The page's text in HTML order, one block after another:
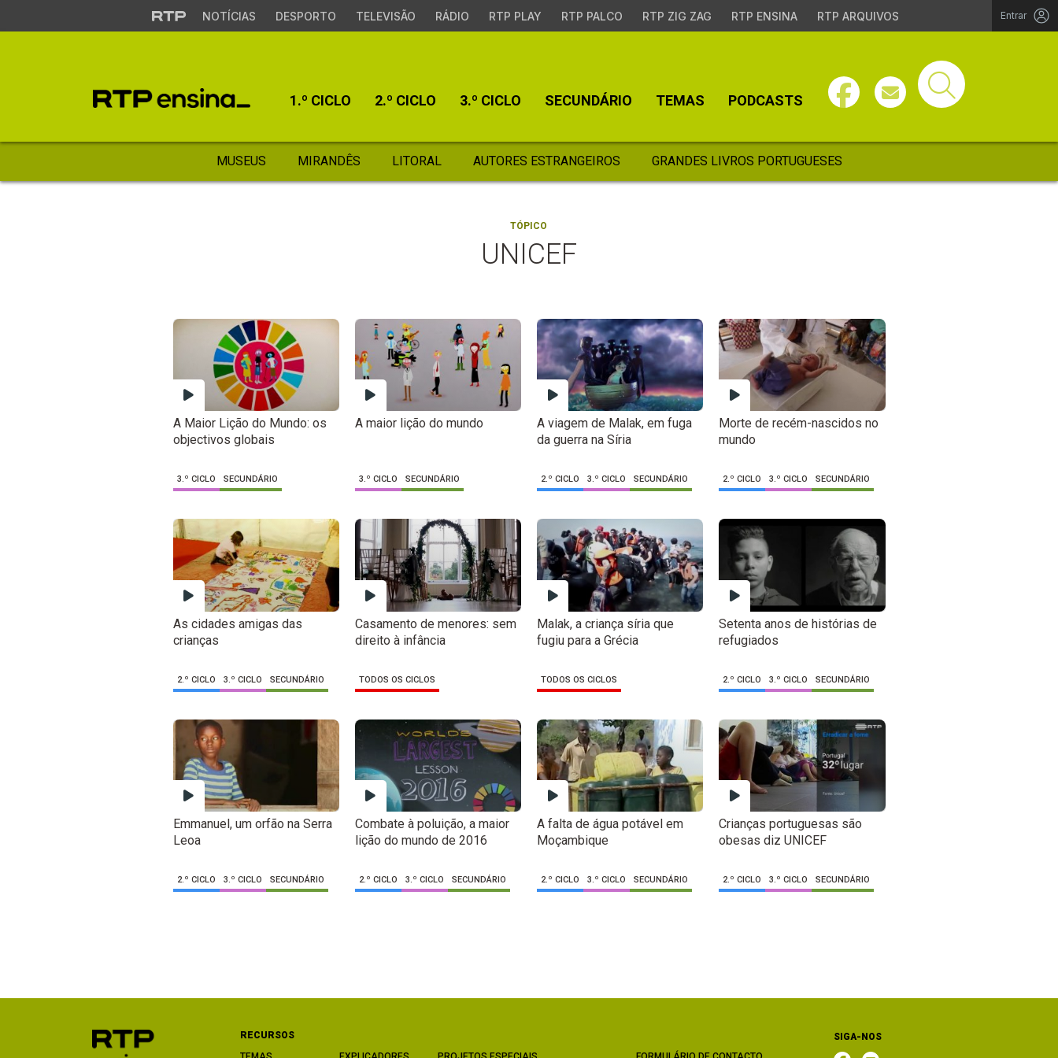
NOTÍCIAS DESPORTO TELEVISÃO RÁDIO RTP PLAY RTP PALCO RTP ZIG ZAG RTP ENSINA RTP ARQUIVOS Entrar
1.º CICLO 2.º CICLO 3.º CICLO SECUNDÁRIO TEMAS PODCASTS
MUSEUS MIRANDÊS LITORAL AUTORES ESTRANGEIROS GRANDES LIVROS PORTUGUESES
TÓPICO
UNICEF
A Maior Lição do Mundo: os
objectivos globais
3.º CICLO SECUNDÁRIO
A maior lição do mundo
3.º CICLO SECUNDÁRIO
A viagem de Malak, em fuga
da guerra na Síria
2.º CICLO 3.º CICLO SECUNDÁRIO
Morte de recém-nascidos no
mundo
2.º CICLO 3.º CICLO SECUNDÁRIO
As cidades amigas das
crianças
2.º CICLO 3.º CICLO SECUNDÁRIO
Casamento de menores: sem
direito à infância
TODOS OS CICLOS
Malak, a criança síria que
fugiu para a Grécia
TODOS OS CICLOS
Setenta anos de histórias de
refugiados
2.º CICLO 3.º CICLO SECUNDÁRIO
Emmanuel, um orfão na Serra
Leoa
2.º CICLO 3.º CICLO SECUNDÁRIO
Combate à poluição, a maior
lição do mundo de 2016
2.º CICLO 3.º CICLO SECUNDÁRIO
A falta de água potável em
Moçambique
2.º CICLO 3.º CICLO SECUNDÁRIO
Crianças portuguesas são
obesas diz UNICEF
2.º CICLO 3.º CICLO SECUNDÁRIO
RECURSOS
SIGA-NOS